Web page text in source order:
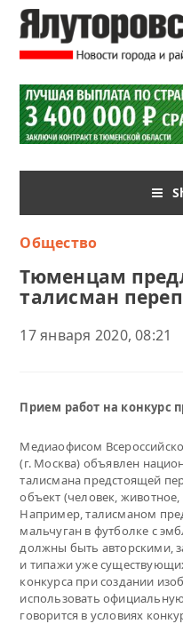
Общество
Тюменцам
талисман
17 января 2020, 08:21
Прием работ на конкурс
Медиаофисом
(г. Москва) объявлен
талисмана предстоящей
объект (человек,
Например, талисманом
мальчуган в футболке с
должны быть авторскими,
и типажи уже
конкурса при создании
использовать
говорится в условиях